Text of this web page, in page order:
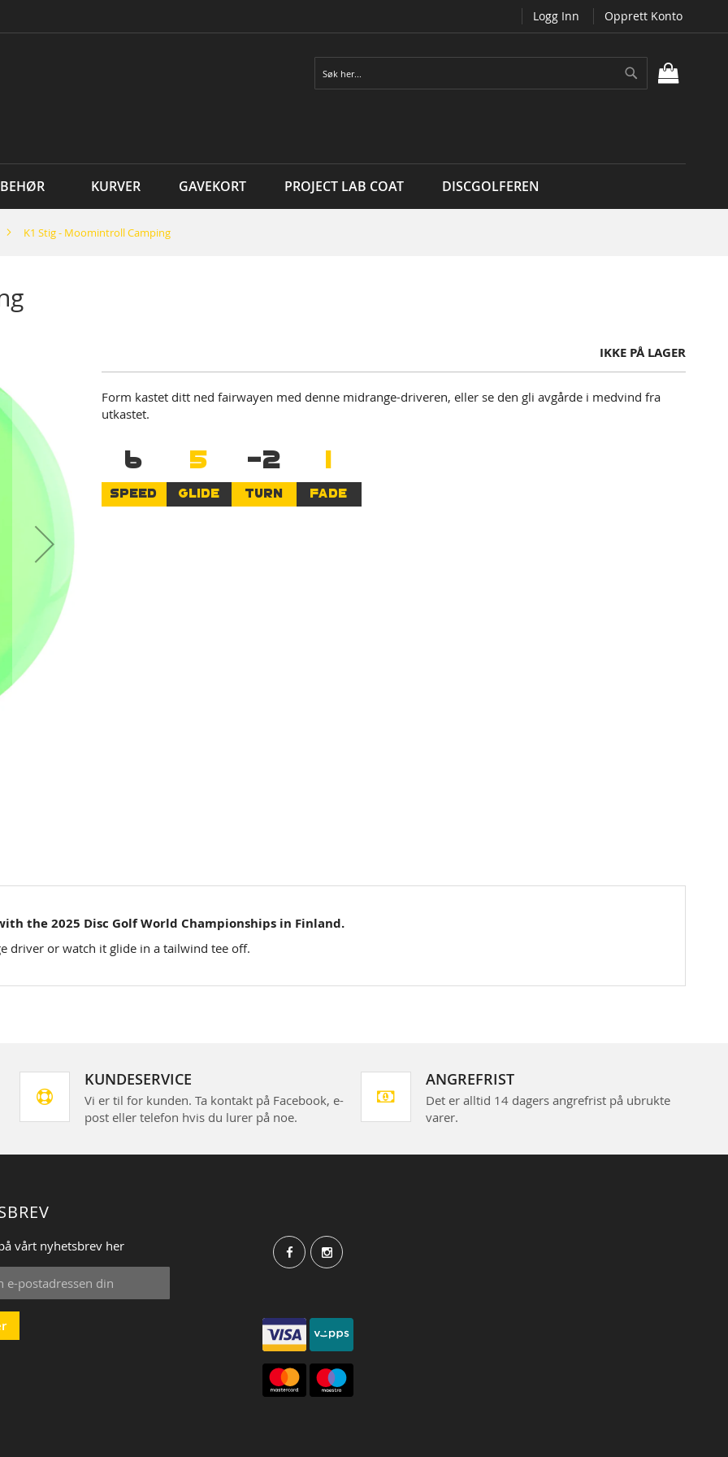
Logg Inn Opprett Konto
Søk
KURVER GAVEKORT PROJECT LAB COAT DISCGOLFEREN
K1 Stig - Moomintroll Camping
IKKE PÅ LAGER
Form kastet ditt ned fairwayen med denne midrange-driveren, eller se den gli avgårde i medvind fra
utkastet.
6
SPEED
5
GLIDE
-2
TURN
1
FADE
the 2025 Disc Golf World Championships in Finland.
driver or watch it glide in a tailwind tee off.
KUNDESERVICE
Vi er til for kunden. Ta kontakt på Facebook, e-
post eller telefon hvis du lurer på noe.
ANGREFRIST
Det er alltid 14 dagers angrefrist på ubrukte
varer.
vårt nyhetsbrev her